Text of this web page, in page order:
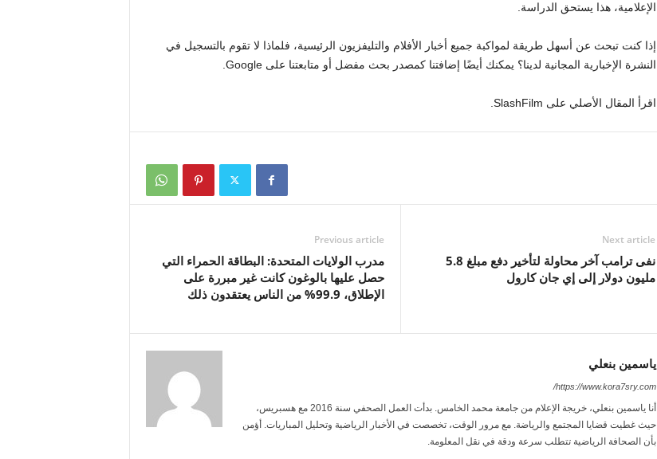
الإعلامية، هذا يستحق الدراسة.
إذا كنت تبحث عن أسهل طريقة لمواكبة جميع أخبار الأفلام والتليفزيون الرئيسية، فلماذا لا تقوم بالتسجيل في
النشرة الإخبارية المجانية لدينا؟ يمكنك أيضًا إضافتنا كمصدر بحث مفضل أو متابعتنا على Google.
اقرأ المقال الأصلي على SlashFilm.
Previous article
مدرب الولايات المتحدة: البطاقة الحمراء التي
حصل عليها بالوغون كانت غير مبررة على
الإطلاق، 99.9% من الناس يعتقدون ذلك
Next article
نفى ترامب آخر محاولة لتأخير دفع مبلغ 5.8
مليون دولار إلى إي جان كارول
ياسمين بنعلي
https://www.kora7sry.com/
أنا ياسمين بنعلي، خريجة الإعلام من جامعة محمد الخامس. بدأت العمل الصحفي سنة 2016 مع هسبريس،
حيث غطيت قضايا المجتمع والرياضة. مع مرور الوقت، تخصصت في الأخبار الرياضية وتحليل المباريات. أؤمن
بأن الصحافة الرياضية تتطلب سرعة ودقة في نقل المعلومة.